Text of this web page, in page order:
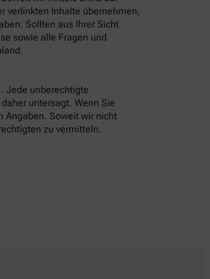
verlinkten Inhalte übernehmen,
Sollten aus Ihrer Sicht
sowie alle Fragen und
Jede unberechtigte
untersagt. Wenn Sie
Angaben. Soweit wir nicht
zu vermitteln.